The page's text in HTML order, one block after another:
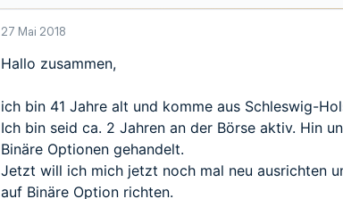
27 Mai 2018
Hallo zusammen,
ich bin 41 Jahre alt und komme aus Schleswig-
Ich bin seid ca. 2 Jahren an der Börse aktiv. Hin
Binäre Optionen gehandelt.
Jetzt will ich mich jetzt noch mal neu ausrichten
auf Binäre Option richten.